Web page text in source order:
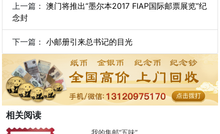
上一篇： 澳门将推出“墨尔本2017 FIAP国际邮票展览”纪
念封
下一篇： 小邮册引来总书记的目光
相关阅读